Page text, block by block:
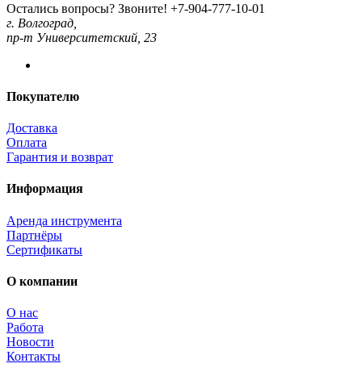
Остались вопросы? Звоните! +7-904-777-10-01
г. Волгоград,
пр-т Университетский, 23
Покупателю
Доставка
Оплата
Гарантия и возврат
Информация
Аренда инструмента
Партнёры
Сертификаты
О компании
О нас
Работа
Новости
Контакты